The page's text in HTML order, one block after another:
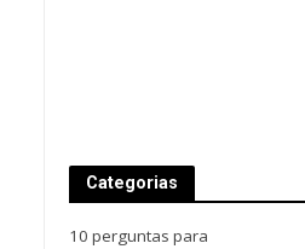
Categorias
10 perguntas para